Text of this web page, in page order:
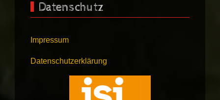
Datenschutz
Impressum
Datenschutzerklärung